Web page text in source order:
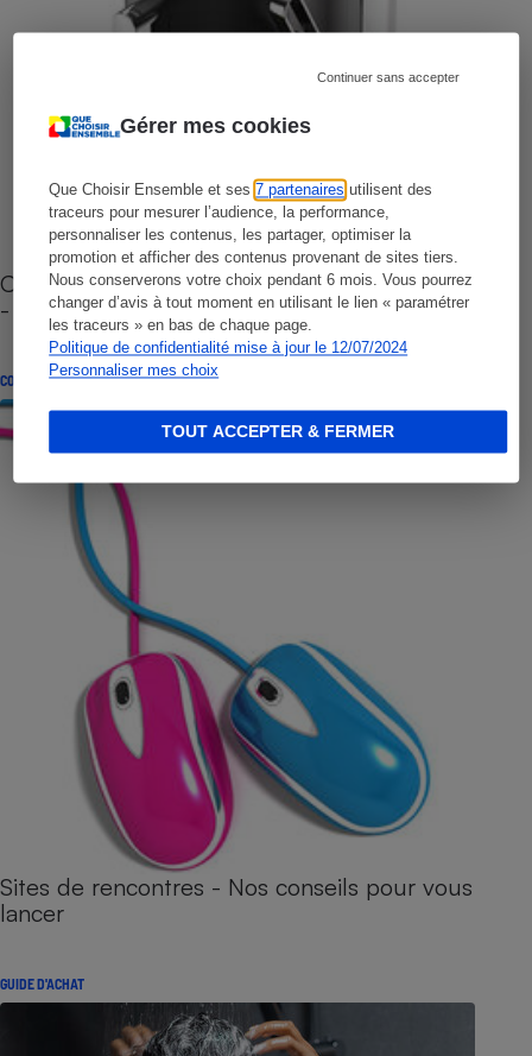
Gérer mes cookies
Que Choisir Ensemble et ses7 partenaires utilisent des
traceurs pour mesurer l’audience, la performance,
personnaliser les contenus, les partager, optimiser la
promotion et afficher des contenus provenant de sites tiers.
Nous conserverons votre choix pendant 6 mois. Vous pourrez
changer d’avis à tout moment en utilisant le lien « paramétrer
les traceurs » en bas de chaque page.
Politique de confidentialité mise à jour le 12/07/2024
Personnaliser mes choix
Continuer sans accepter
TOUT ACCEPTER & FERMER
Cafetière à capsules zéro déchet CoffeeB (vidéo)
- Premières impressions
CONSEILS
Sites de rencontres - Nos conseils pour vous
lancer
GUIDE D'ACHAT